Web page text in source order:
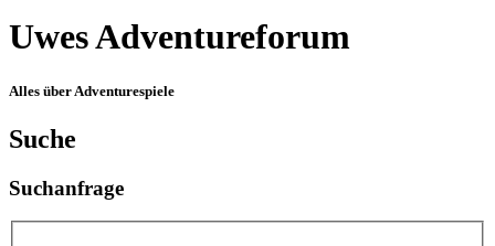
Uwes Adventureforum
Alles über Adventurespiele
Suche
Suchanfrage